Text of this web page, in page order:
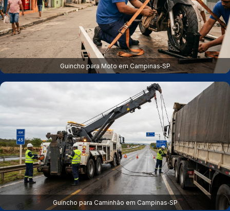
Guincho para Moto em Campinas‑SP
Guincho para Caminhão em Campinas‑SP